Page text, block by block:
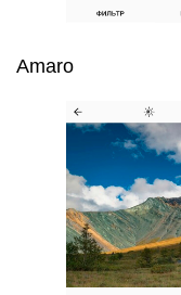
Amaro